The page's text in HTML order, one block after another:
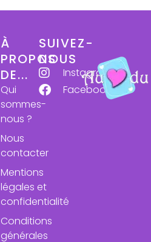
À
PROPOS
DE...
Qui
sommes-
nous ?
Nous
contacter
Mentions
légales et
confidentialité
Conditions
générales
SUIVEZ-
NOUS
Instagram
Facebook